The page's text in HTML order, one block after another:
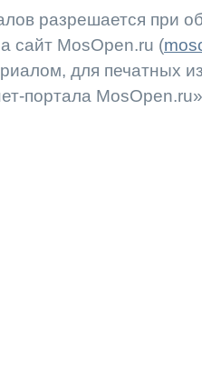
разрешается при
сайт MosOpen.ru (
для печатных
портала